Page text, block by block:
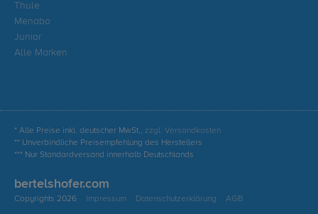
Thule
Menabo
Junior
Alle Marken
* Alle Preise inkl. deutscher MwSt., zzgl. Versandkosten
** Unverbindliche Preisempfehlung des Herstellers
*** Nur Standardversand innerhalb Deutschlands
bertelshofer.com
Copyrights 2026 Impressum Datenschutzerklärung AGB